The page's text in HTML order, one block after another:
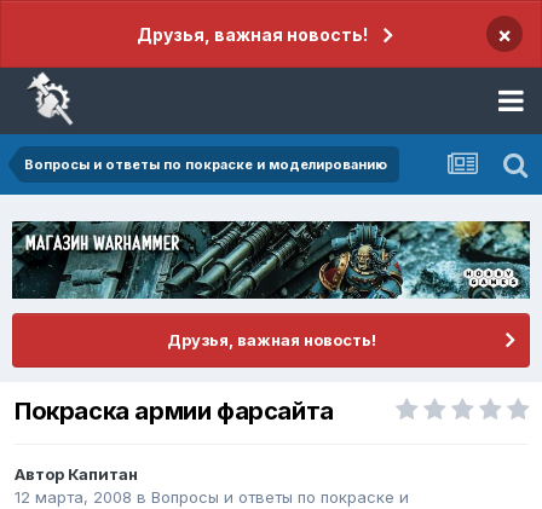
Друзья, важная новость! ×
Вопросы и ответы по покраске и моделированию
Друзья, важная новость!
Покраска армии фарсайта
Автор Капитан
12 марта, 2008 в Вопросы и ответы по покраске и